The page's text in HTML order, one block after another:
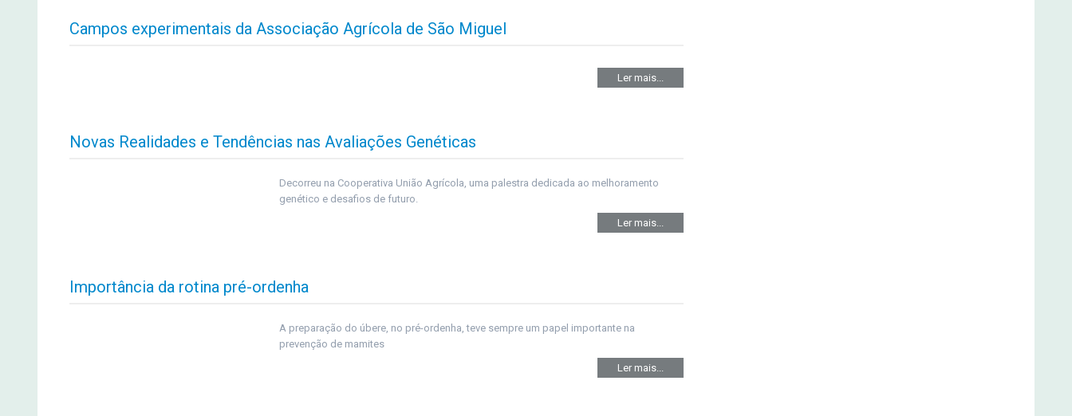
Campos experimentais da Associação Agrícola de São Miguel
Ler mais...
Novas Realidades e Tendências nas Avaliações Genéticas
Decorreu na Cooperativa União Agrícola, uma palestra dedicada ao melhoramento
genético e desafios de futuro.
Ler mais...
Importância da rotina pré-ordenha
A preparação do úbere, no pré-ordenha, teve sempre um papel importante na
prevenção de mamites
Ler mais...